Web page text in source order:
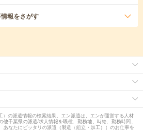
報をさがす
）の派遣情報の検索結果。エン派遣は、エンが運営する人材
千葉県の派遣/求人情報を職種、勤務地、時給、勤務時間、
あなたにピッタリの派遣（製造（組立・加工））のお仕事を